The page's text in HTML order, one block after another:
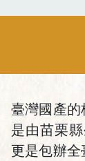
臺灣國產
是由苗栗
更是包辦